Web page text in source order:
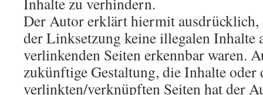
Der Autor erklärt hiermit ausdrücklich,
der Linksetzung keine illegalen Inhalte
verlinkenden Seiten erkennbar waren.
zukünftige Gestaltung, die Inhalte oder
verlinkten/verknüpften Seiten hat der